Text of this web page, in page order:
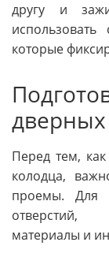
другу и
которые
Перед тем,
колодца,
проемы. Для
отверстий,
материалы и